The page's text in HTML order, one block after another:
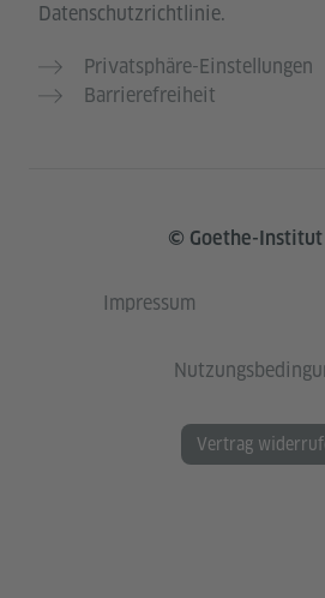
Datenschutzrichtlinie.
Privatsphäre-Einstellungen
Barrierefreiheit
© Goethe-Institut
Impressum
Vertrag